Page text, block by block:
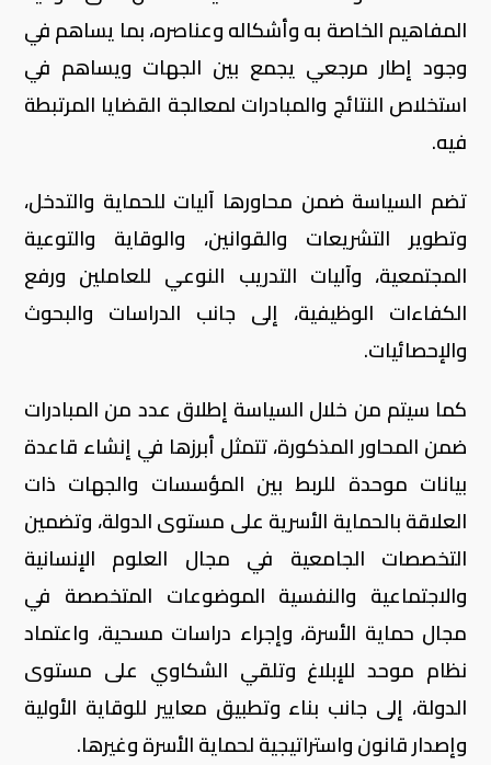
المفاهيم الخاصة به وأشكاله وعناصره، بما يساهم في
وجود إطار مرجعي يجمع بين الجهات ويساهم في
استخلاص النتائج والمبادرات لمعالجة القضايا المرتبطة
فيه.
تضم السياسة ضمن محاورها آليات للحماية والتدخل،
وتطوير التشريعات والقوانين، والوقاية والتوعية
المجتمعية، وآليات التدريب النوعي للعاملين ورفع
الكفاءات الوظيفية، إلى جانب الدراسات والبحوث
والإحصائيات.
كما سيتم من خلال السياسة إطلاق عدد من المبادرات
ضمن المحاور المذكورة، تتمثل أبرزها في إنشاء قاعدة
بيانات موحدة للربط بين المؤسسات والجهات ذات
العلاقة بالحماية الأسرية على مستوى الدولة، وتضمين
التخصصات الجامعية في مجال العلوم الإنسانية
والاجتماعية والنفسية الموضوعات المتخصصة في
مجال حماية الأسرة، وإجراء دراسات مسحية، واعتماد
نظام موحد للإبلاغ وتلقي الشكاوي على مستوى
الدولة، إلى جانب بناء وتطبيق معايير للوقاية الأولية
وإصدار قانون واستراتيجية لحماية الأسرة وغيرها.